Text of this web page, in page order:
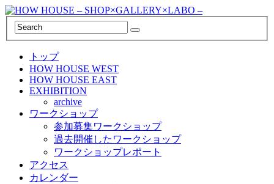
トップ
HOW HOUSE WEST
HOW HOUSE EAST
EXHIBITION
archive
ワークショップ
参加募集ワークショップ
過去開催したワークショップ
ワークショップレポート
アクセス
カレンダー